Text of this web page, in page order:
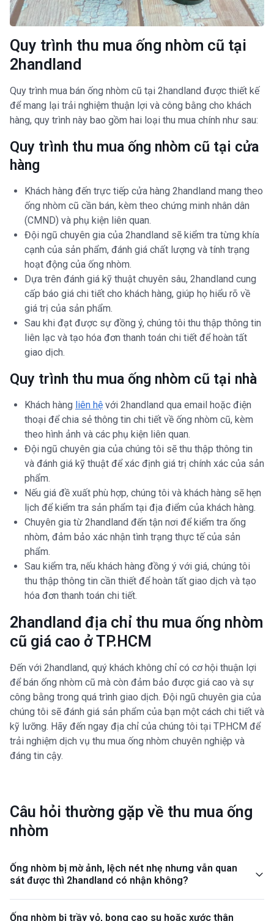
Quy trình thu mua ống nhòm cũ tại
2handland
Quy trình mua bán ống nhòm cũ tại 2handland được thiết kế
để mang lại trải nghiệm thuận lợi và công bằng cho khách
hàng, quy trình này bao gồm hai loại thu mua chính như sau:
Quy trình thu mua ống nhòm cũ tại cửa
hàng
Khách hàng đến trực tiếp cửa hàng 2handland mang theo
ống nhòm cũ cần bán, kèm theo chứng minh nhân dân
(CMND) và phụ kiện liên quan.
Đội ngũ chuyên gia của 2handland sẽ kiểm tra từng khía
cạnh của sản phẩm, đánh giá chất lượng và tính trạng
hoạt động của ống nhòm.
Dựa trên đánh giá kỹ thuật chuyên sâu, 2handland cung
cấp báo giá chi tiết cho khách hàng, giúp họ hiểu rõ về
giá trị của sản phẩm.
Sau khi đạt được sự đồng ý, chúng tôi thu thập thông tin
liên lạc và tạo hóa đơn thanh toán chi tiết để hoàn tất
giao dịch.
Quy trình thu mua ống nhòm cũ tại nhà
Khách hàng liên hệ với 2handland qua email hoặc điện
thoại để chia sẻ thông tin chi tiết về ống nhòm cũ, kèm
theo hình ảnh và các phụ kiện liên quan.
Đội ngũ chuyên gia của chúng tôi sẽ thu thập thông tin
và đánh giá kỹ thuật để xác định giá trị chính xác của sản
phẩm.
Nếu giá đề xuất phù hợp, chúng tôi và khách hàng sẽ hẹn
lịch để kiểm tra sản phẩm tại địa điểm của khách hàng.
Chuyên gia từ 2handland đến tận nơi để kiểm tra ống
nhòm, đảm bảo xác nhận tình trạng thực tế của sản
phẩm.
Sau kiểm tra, nếu khách hàng đồng ý với giá, chúng tôi
thu thập thông tin cần thiết để hoàn tất giao dịch và tạo
hóa đơn thanh toán chi tiết.
2handland địa chỉ thu mua ống nhòm
cũ giá cao ở TP.HCM
Đến với 2handland, quý khách không chỉ có cơ hội thuận lợi
để bán ống nhòm cũ mà còn đảm bảo được giá cao và sự
công bằng trong quá trình giao dịch. Đội ngũ chuyên gia của
chúng tôi sẽ đánh giá sản phẩm của bạn một cách chi tiết và
kỹ lưỡng. Hãy đến ngay địa chỉ của chúng tôi tại TP.HCM để
trải nghiệm dịch vụ thu mua ống nhòm chuyên nghiệp và
đáng tin cậy.
Câu hỏi thường gặp về thu mua ống
nhòm
Ống nhòm bị mờ ảnh, lệch nét nhẹ nhưng vẫn quan
sát được thì 2handland có nhận không?
Ống nhòm bị trầy vỏ, bong cao su hoặc xước thân